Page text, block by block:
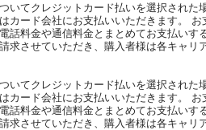
いてクレジットカード払いを選択された
カード会社にお支払いいただきます。
話料金や通信料金とまとめてお支払いす
求させていただき、購入者様は各キャリ
いてクレジットカード払いを選択された
カード会社にお支払いいただきます。
話料金や通信料金とまとめてお支払いす
求させていただき、購入者様は各キャリ